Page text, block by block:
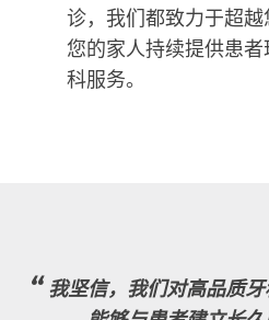
诊，我们都致力于超
您的家人持续提供患
科服务。
“我坚信，我们对高品质